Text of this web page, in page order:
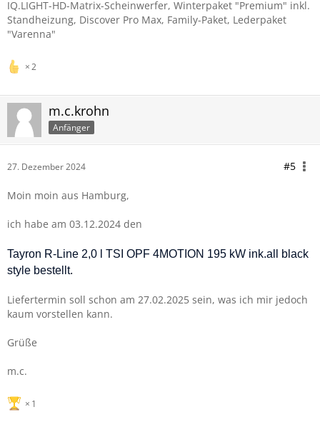
IQ.LIGHT-HD-Matrix-Scheinwerfer, Winterpaket "Premium" inkl.
Standheizung, Discover Pro Max, Family-Paket, Lederpaket
"Varenna"
2
m.c.krohn
Anfänger
27. Dezember 2024 #5
Moin moin aus Hamburg,
ich habe am 03.12.2024 den
Tayron R-Line 2,0 l TSI OPF 4MOTION 195 kW ink.all black
style bestellt.
Liefertermin soll schon am 27.02.2025 sein, was ich mir jedoch
kaum vorstellen kann.
Grüße
m.c.
1